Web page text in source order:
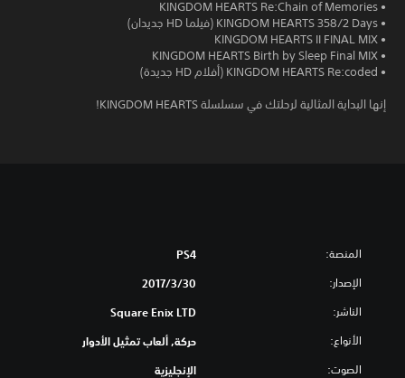
• KINGDOM HEARTS Re:Chain of Memories
• KINGDOM HEARTS 358/2 Days (فيلما HD جديدان)
• KINGDOM HEARTS II FINAL MIX
• KINGDOM HEARTS Birth by Sleep Final MIX
• KINGDOM HEARTS Re:coded (أفلام HD جديدة)
إنها البداية المثالية لرحلتك في سسلسلة KINGDOM HEARTS!
المنصة: PS4
الإصدار: 30‏/3‏/2017
الناشر: Square Enix LTD
الأنواع: حركة, ألعاب تمثيل الأدوار
الصوت: الإنجليزية